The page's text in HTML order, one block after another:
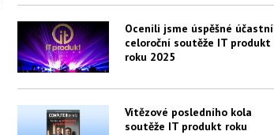
Ocenili jsme úspěšné
celoroční soutěže IT produkt
roku 2025
Vítězové posledního kola
soutěže IT produkt roku